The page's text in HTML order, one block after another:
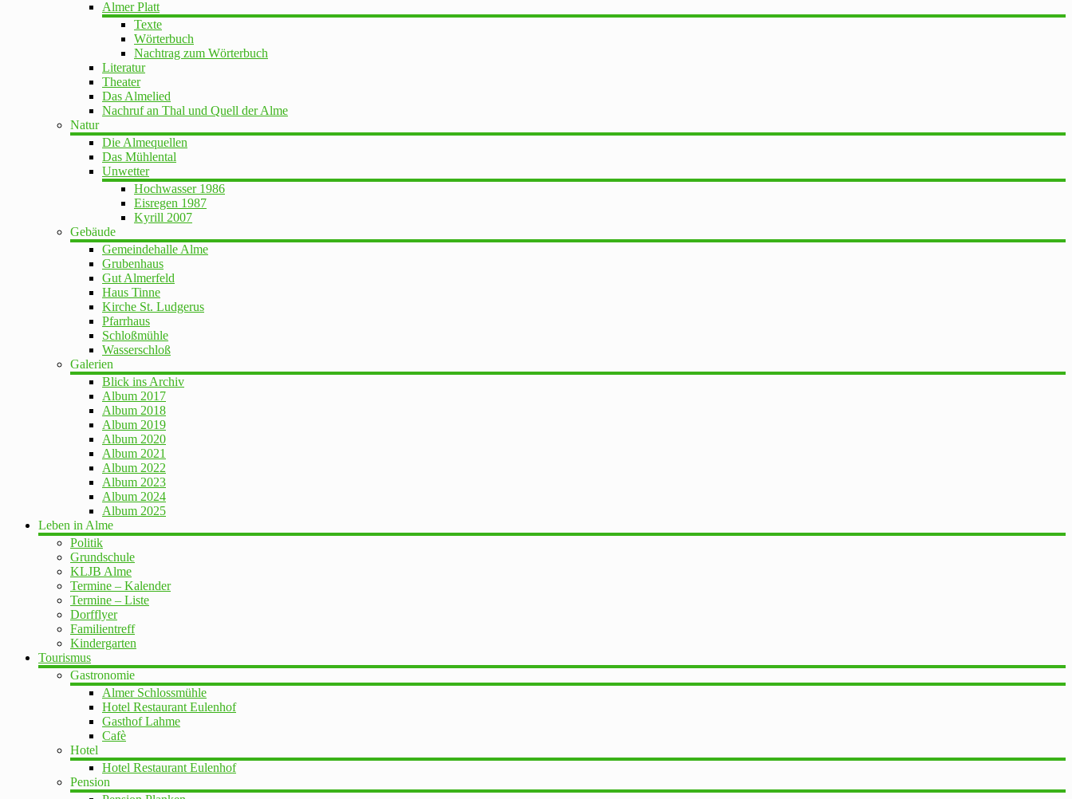
Almer Platt
Texte
Wörterbuch
Nachtrag zum Wörterbuch
Literatur
Theater
Das Almelied
Nachruf an Thal und Quell der Alme
Natur
Die Almequellen
Das Mühlental
Unwetter
Hochwasser 1986
Eisregen 1987
Kyrill 2007
Gebäude
Gemeindehalle Alme
Grubenhaus
Gut Almerfeld
Haus Tinne
Kirche St. Ludgerus
Pfarrhaus
Schloßmühle
Wasserschloß
Galerien
Blick ins Archiv
Album 2017
Album 2018
Album 2019
Album 2020
Album 2021
Album 2022
Album 2023
Album 2024
Album 2025
Leben in Alme
Politik
Grundschule
KLJB Alme
Termine – Kalender
Termine – Liste
Dorfflyer
Familientreff
Kindergarten
Tourismus
Gastronomie
Almer Schlossmühle
Hotel Restaurant Eulenhof
Gasthof Lahme
Cafè
Hotel
Hotel Restaurant Eulenhof
Pension